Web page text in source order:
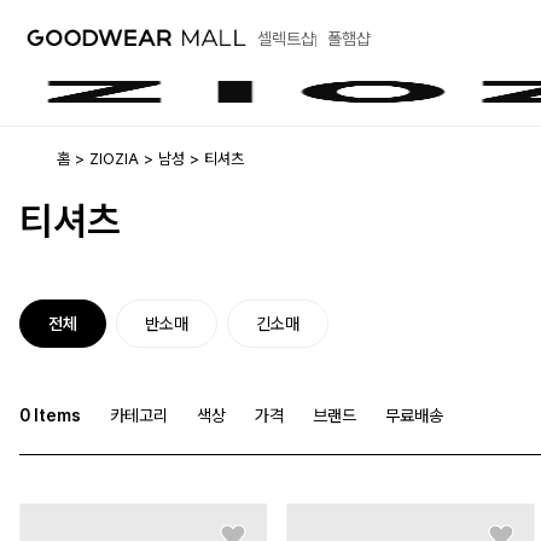
셀렉트샵 폴햄샵
홈 ZIOZIA 남성 티셔츠
티셔츠
전체 반소매 긴소매
0 Items 카테고리 색상 가격 브랜드 무료배송